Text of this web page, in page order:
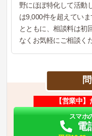
野にほぼ特化して活動
は9,000件を超えてい
とともに、相談料は初
なくお気軽にご相談く
【営業中
スマホ
電